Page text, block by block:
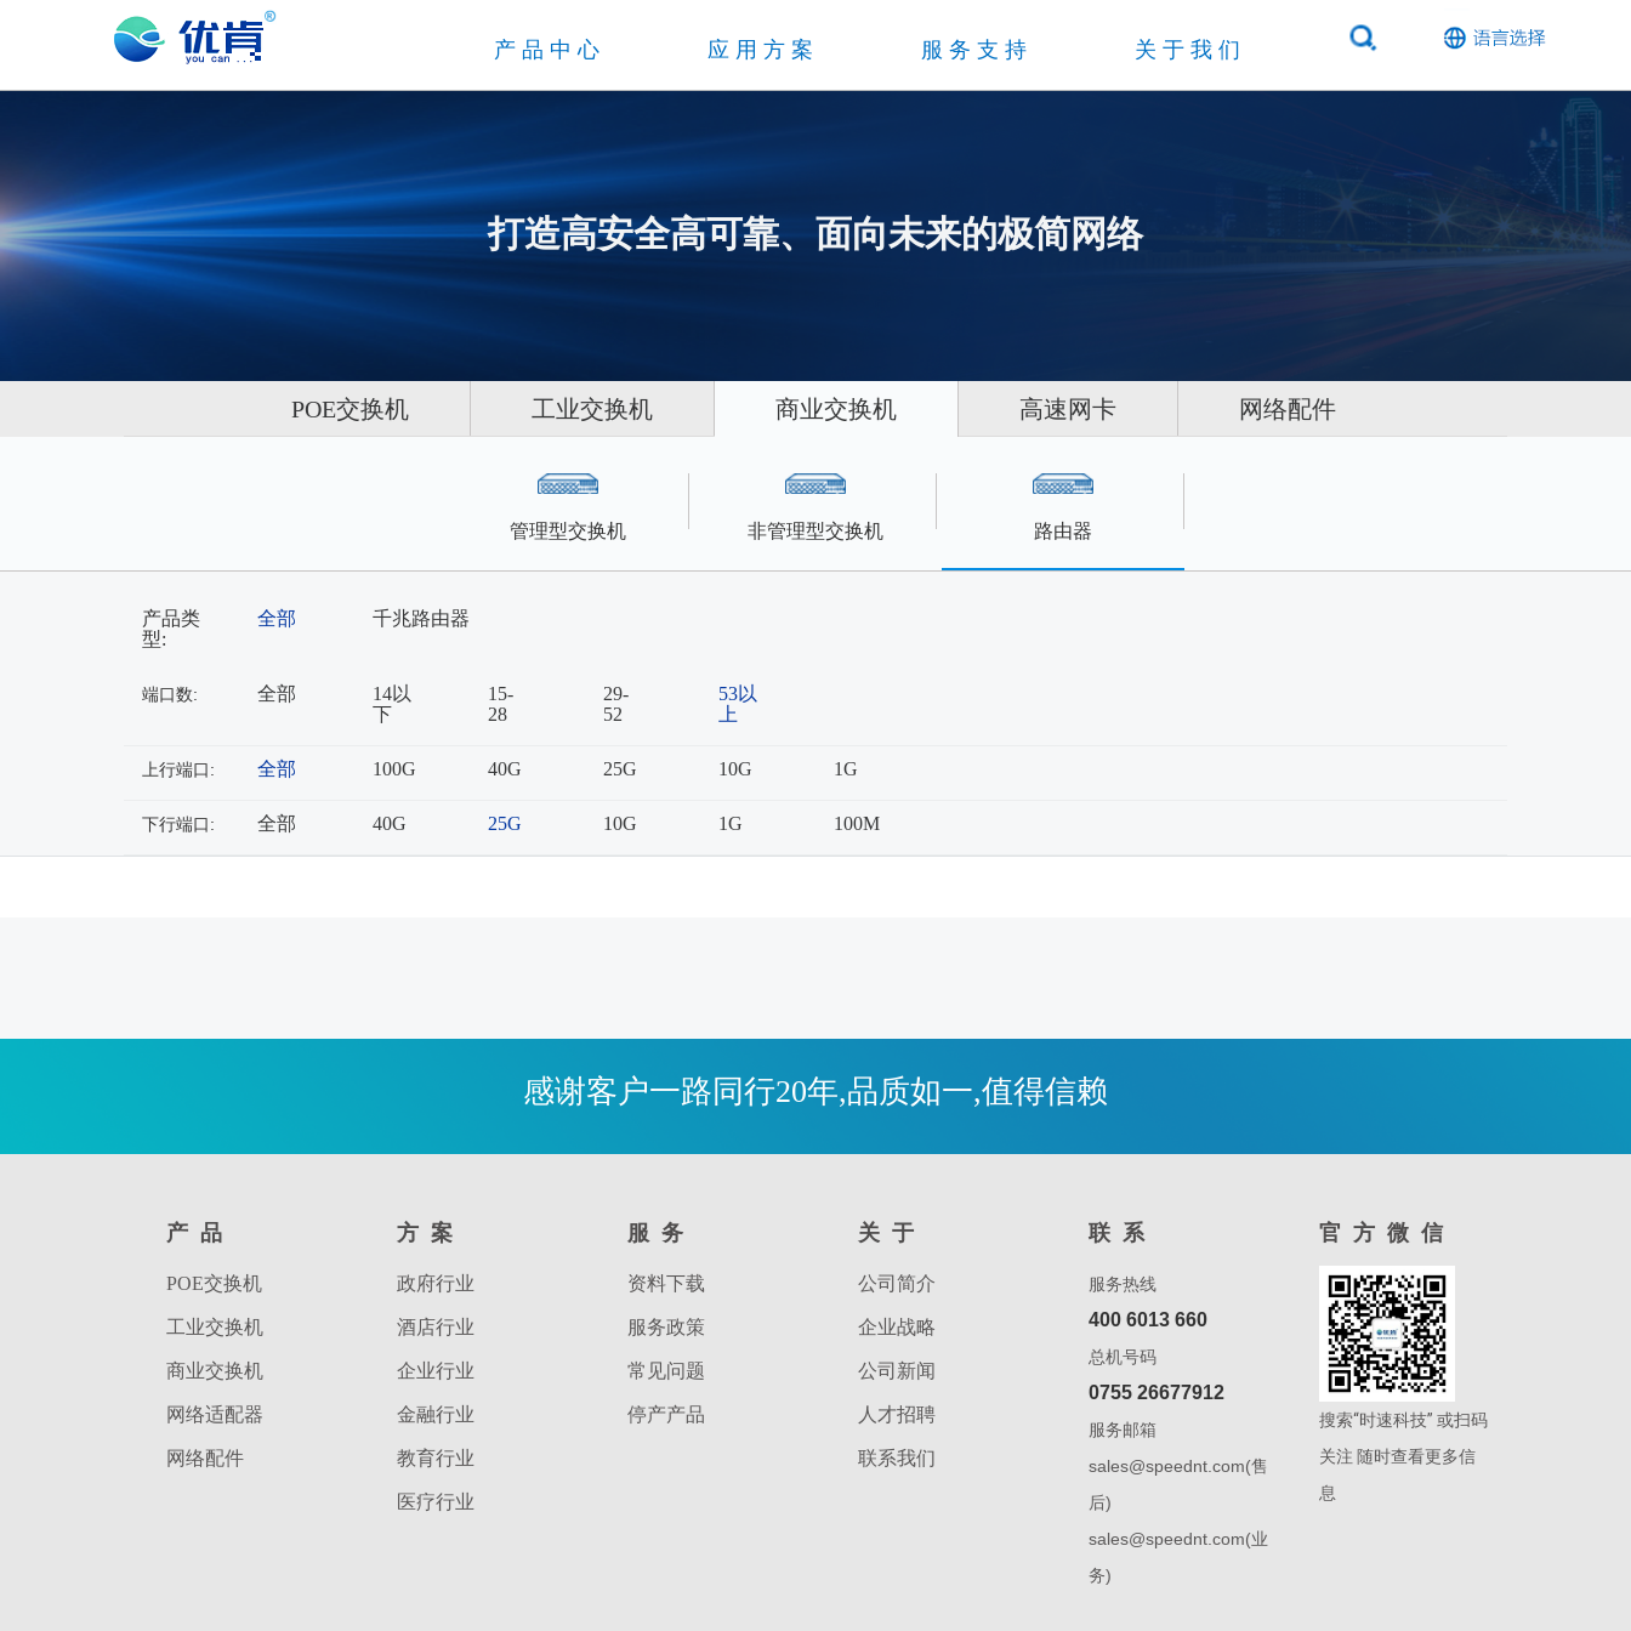
产品中心 应用方案 服务支持 关于我们
打造高安全高可靠、面向未来的极简网络
POE交换机 工业交换机 商业交换机 高速网卡 网络配件
管理型交换机 非管理型交换机 路由器
产品类
型:
全部 千兆路由器
端口数: 全部
14以
下
15-
28
29-
52
53以
上
上行端口: 全部 100G 40G 25G 10G 1G
下行端口: 全部 40G 25G 10G 1G 100M
感谢客户一路同行20年,品质如一,值得信赖
产品
POE交换机
工业交换机
商业交换机
网络适配器
网络配件
方案
政府行业
酒店行业
企业行业
金融行业
教育行业
医疗行业
服务
资料下载
服务政策
常见问题
停产产品
关于
公司简介
企业战略
公司新闻
人才招聘
联系我们
联系
服务热线
400 6013 660
总机号码
0755 26677912
服务邮箱
sales@speednt.com(售
后)
sales@speednt.com(业
务)
官方微信
搜索“时速科技” 或扫码
关注 随时查看更多信
息